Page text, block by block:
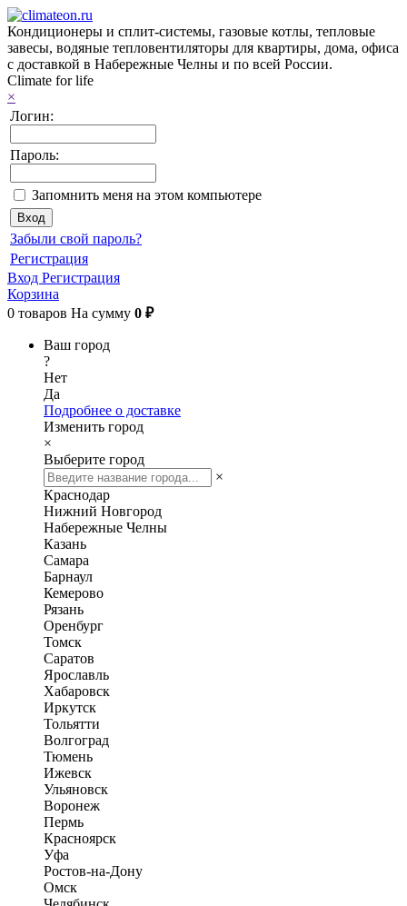
Кондиционеры и сплит-системы, газовые котлы, тепловые
завесы, водяные тепловентиляторы для квартиры, дома, офиса
с доставкой в Набережные Челны и по всей России.
Climate for life
×
Логин:
Пароль:
Запомнить меня на этом компьютере
Забыли свой пароль?
Регистрация
Вход Регистрация
Корзина
0 товаров На сумму 0 ₽
Ваш город
?
Нет
Да
Подробнее о доставке
Изменить город
×
Выберите город
×
Краснодар
Нижний Новгород
Набережные Челны
Казань
Самара
Барнаул
Кемерово
Рязань
Оренбург
Томск
Саратов
Ярославль
Хабаровск
Иркутск
Тольятти
Волгоград
Тюмень
Ижевск
Ульяновск
Воронеж
Пермь
Красноярск
Уфа
Ростов-на-Дону
Омск